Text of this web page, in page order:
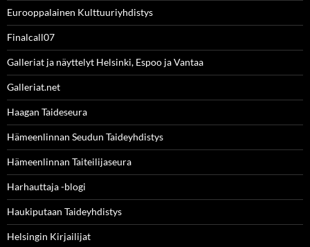
Eurooppalainen Kulttuuriyhdistys
Finalcall07
Galleriat ja näyttelyt Helsinki, Espoo ja Vantaa
Galleriat.net
Haagan Taideseura
Hämeenlinnan Seudun Taideyhdistys
Hämeenlinnan Taiteilijaseura
Harhauttaja -blogi
Haukiputaan Taideyhdistys
Helsingin Kirjailijat